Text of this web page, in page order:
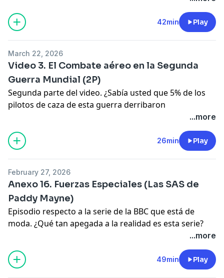
popularizada por las serie de la BBC: Rogue Heroes.
Fe de erratas. en el episodio afirmo que Muammar
dictador de Libia.
42min Play
March 22, 2026
Video 3. El Combate aéreo en la Segunda
Guerra Mundial (2P)
Segunda parte del video. ¿Sabía usted que 5% de los
pilotos de caza de esta guerra derribaron
...more
26min Play
February 27, 2026
Anexo 16. Fuerzas Especiales (Las SAS de
Paddy Mayne)
Episodio respecto a la serie de la BBC que está de
moda. ¿Qué tan apegada a la realidad es esta serie?
...more
49min Play